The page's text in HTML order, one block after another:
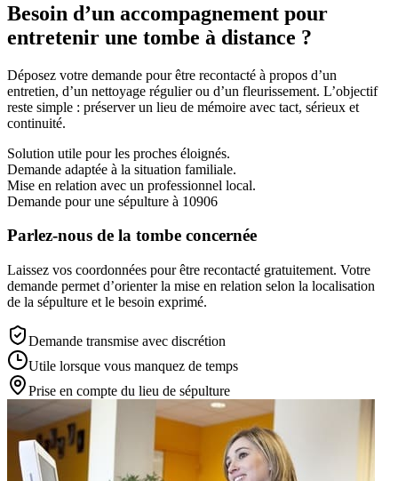
Besoin d’un accompagnement pour
entretenir une tombe à distance ?
Déposez votre demande pour être recontacté à propos d’un
entretien, d’un nettoyage régulier ou d’un fleurissement. L’objectif
reste simple : préserver un lieu de mémoire avec tact, sérieux et
continuité.
Solution utile pour les proches éloignés.
Demande adaptée à la situation familiale.
Mise en relation avec un professionnel local.
Demande pour une sépulture à 10906
Parlez-nous de la tombe concernée
Laissez vos coordonnées pour être recontacté gratuitement. Votre
demande permet d’orienter la mise en relation selon la localisation
de la sépulture et le besoin exprimé.
Demande transmise avec discrétion
Utile lorsque vous manquez de temps
Prise en compte du lieu de sépulture